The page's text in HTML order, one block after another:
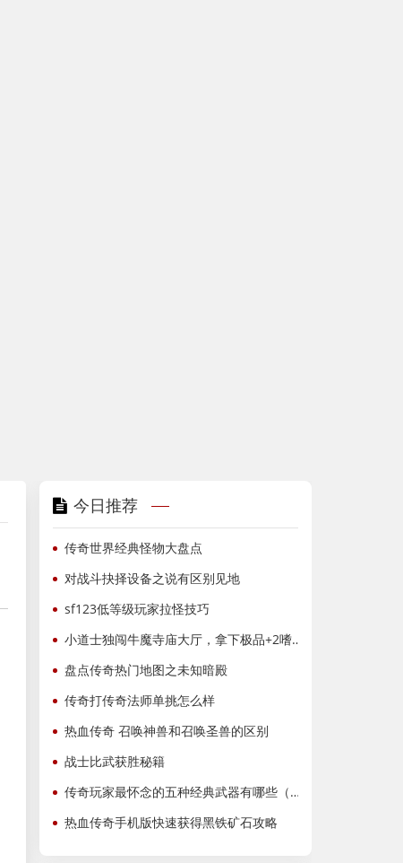
今日推荐
传奇世界经典怪物大盘点
对战斗抉择设备之说有区别见地
sf123低等级玩家拉怪技巧
小道士独闯牛魔寺庙大厅，拿下极品+2嗜魂法杖！
盘点传奇热门地图之未知暗殿
传奇打传奇法师单挑怎么样
热血传奇 召唤神兽和召唤圣兽的区别
战士比武获胜秘籍
传奇玩家最怀念的五种经典武器有哪些（四）
热血传奇手机版快速获得黑铁矿石攻略